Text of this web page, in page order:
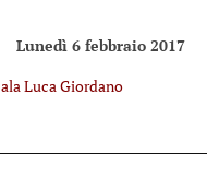
Lunedì 6 febbraio 2017
Luca Giordano